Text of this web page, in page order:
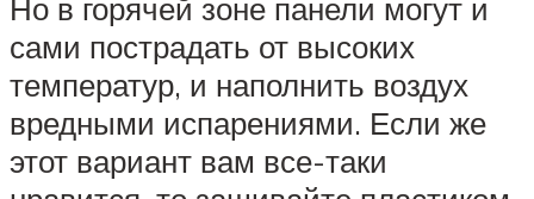
Но в горячей зоне панели могут и
сами пострадать от высоких
температур, и наполнить воздух
вредными испарениями. Если же
этот вариант вам все-таки